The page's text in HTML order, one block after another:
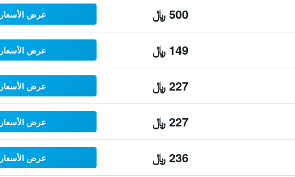
500 ﷼ عرض الأسعار
149 ﷼ عرض الأسعار
227 ﷼ عرض الأسعار
227 ﷼ عرض الأسعار
236 ﷼ عرض الأسعار